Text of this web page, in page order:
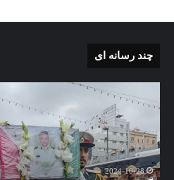
چند رسانه ای
تصویری
پیکر
مطهر
شهید
امنیت
2024-10-28